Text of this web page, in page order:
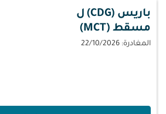
باريس (CDG)
ل
مسقط (MCT)
المغادرة: 22/10/2026